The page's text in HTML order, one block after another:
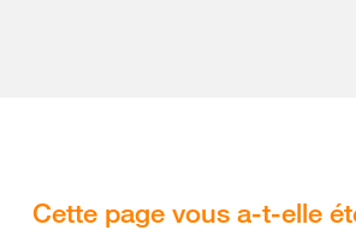
Cette page vous a-t-elle